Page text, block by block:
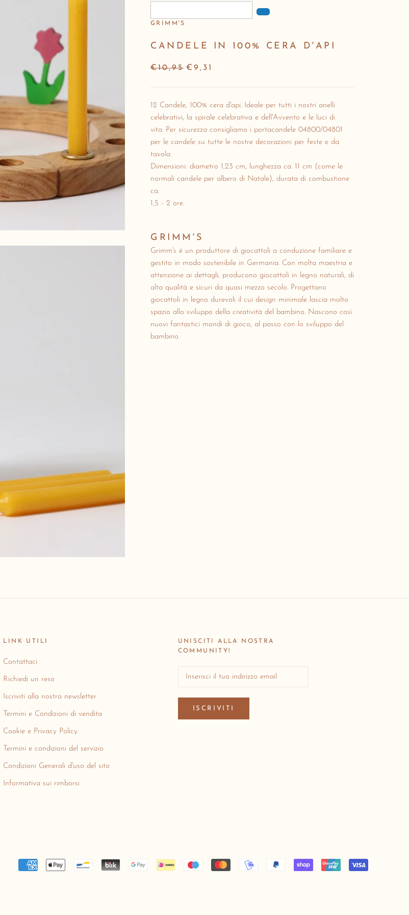
GRIMM'S
CANDELE IN 100% CERA D'API
€10,95 €9,31
12 Candele, 100% cera d'api. Ideale per tutti i nostri anelli
celebrativi, la spirale celebrativa e dell'Avvento e le luci di
vita. Per sicurezza consigliamo i portacandele 04800/04801
per le candele su tutte le nostre decorazioni per feste e da
tavola.
Dimensioni: diametro 1,23 cm, lunghezza ca. 11 cm (come le
normali candele per albero di Natale), durata di combustione
ca.
1,5 - 2 ore.
GRIMM'S
Grimm's è un produttore di giocattoli a conduzione familiare e
gestito in modo sostenibile in Germania. Con molta maestria e
attenzione ai dettagli, producono giocattoli in legno naturali, di
alta qualità e sicuri da quasi mezzo secolo. Progettano
giocattoli in legno durevoli il cui design minimale lascia molto
spazio allo sviluppo della creatività del bambino. Nascono così
nuovi fantastici mondi di gioco, al passo con lo sviluppo del
bambino.
LINK UTILI
Contattaci
Richiedi un reso
Iscriviti alla nostra newsletter
Termini e Condizioni di vendita
Cookie e Privacy Policy
Termini e condizioni del servizio
Condizioni Generali d'uso del sito
Informativa sui rimborsi
UNISCITI ALLA NOSTRA
COMMUNITY!
ISCRIVITI